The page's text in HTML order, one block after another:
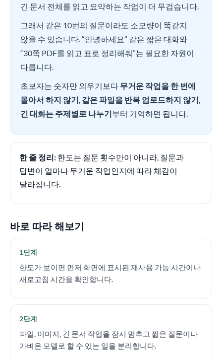
긴 문서 전체를 읽고 요약하는 작업이 더 무겁습니다.
그래서 같은 10번의 질문이라도 소모량이 똑같지
않을 수 있습니다. “안녕하세요” 같은 짧은 대화와
“30쪽 PDF를 읽고 표로 정리해줘”는 필요한 자원이
다릅니다.
초보자는 숫자만 외우기보다 무거운 작업을 한 번에
몰아서 하지 않기, 같은 파일을 반복 업로드하지 않기,
긴 대화는 주제별로 나누기부터 기억하면 됩니다.
한 줄 정리: 한도는 질문 횟수만이 아니라, 질문과
답변이 얼마나 무거운 작업인지에 따라 체감이
달라집니다.
바로 따라 해보기
1단계
한도가 보이면 먼저 화면에 표시된 재사용 가능 시간이나
새로고침 시간을 확인합니다.
2단계
파일, 이미지, 긴 문서 작업을 잠시 멈추고 짧은 질문이나
가벼운 모델로 할 수 있는 일을 분리합니다.